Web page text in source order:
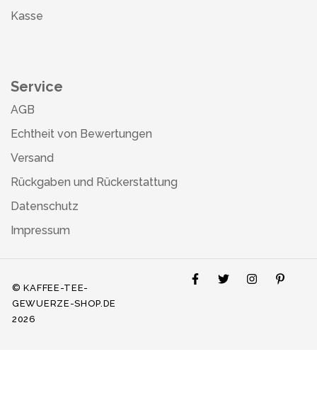
Kasse
Service
AGB
Echtheit von Bewertungen
Versand
Rückgaben und Rückerstattung
Datenschutz
Impressum
© KAFFEE-TEE-
GEWUERZE-SHOP.DE
2026